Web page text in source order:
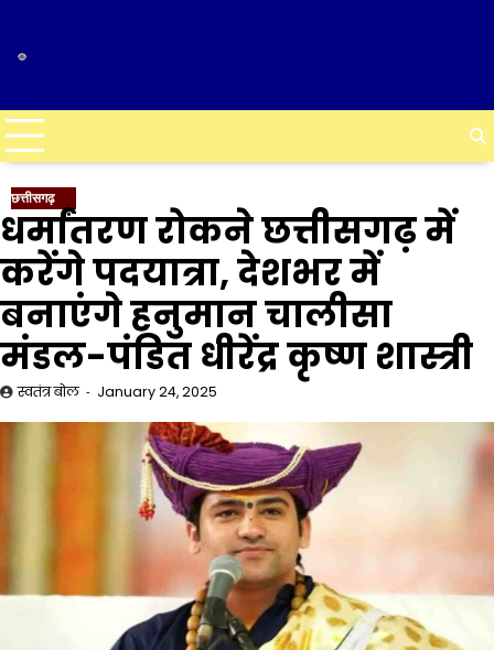
content
छत्तीसगढ़
धर्मांतरण रोकने छत्तीसगढ़ में
करेंगे पदयात्रा, देशभर में
बनाएंगे हनुमान चालीसा
मंडल-पंडित धीरेंद्र कृष्ण शास्त्री
स्वतंत्र बोल January 24, 2025